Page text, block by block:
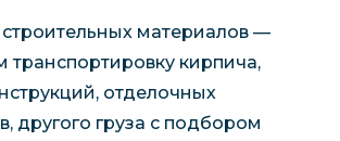
материалов —
транспортировку кирпича,
отделочных
другого груза с подбором